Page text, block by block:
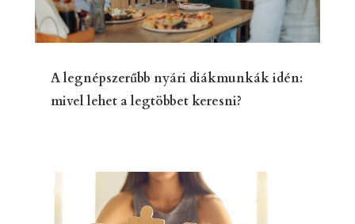
A legnépszerűbb nyári diákmunkák idén:
mivel lehet a legtöbbet keresni?